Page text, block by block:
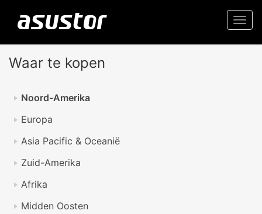
Waar te kopen
Noord-Amerika
Europa
Asia Pacific & Oceanië
Zuid-Amerika
Afrika
Midden Oosten